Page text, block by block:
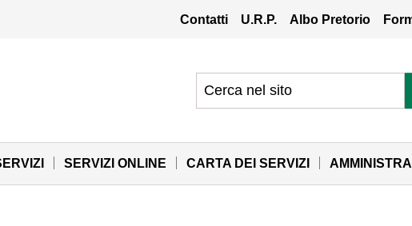
Contatti U.R.P. Albo Pretorio
SERVIZI ONLINE CARTA DEI SERVIZI